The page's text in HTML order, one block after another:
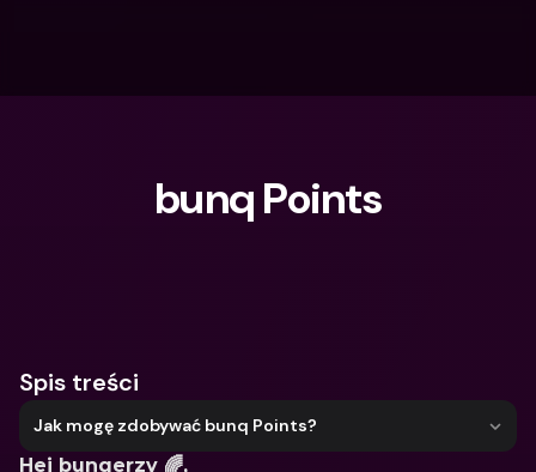
bunq Points
Spis treści
Jak mogę zdobywać bunq Points?
Hej bunqerzy 🌈,